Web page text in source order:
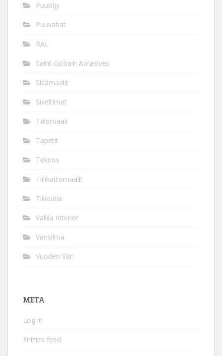
Puuöljy
Puuvahat
RAL
Saint-Gobain Abrasives
Sisämaalit
Siveltimet
Talomaali
Tapetit
Teknos
Tiilikattomaalit
Tikkurila
Vallila Interior
Värisilmä
Vuoden Väri
META
Log in
Entries feed